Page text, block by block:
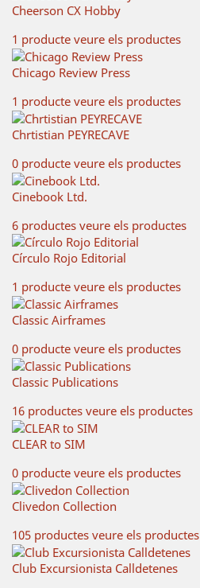
Cheerson CX Hobby
1 producte veure els productes
Chicago Review Press
1 producte veure els productes
Chrtistian PEYRECAVE
0 producte veure els productes
Cinebook Ltd.
6 productes veure els productes
Círculo Rojo Editorial
1 producte veure els productes
Classic Airframes
0 producte veure els productes
Classic Publications
16 productes veure els productes
CLEAR to SIM
0 producte veure els productes
Clivedon Collection
105 productes veure els productes
Club Excursionista Calldetenes